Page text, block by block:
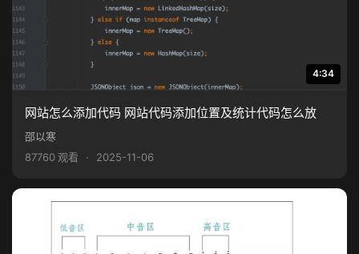
4:34
网站怎么添加代码 网站代码添加位置及统计代码怎么放
邵以寒
87760 观看
· 2025-11-06